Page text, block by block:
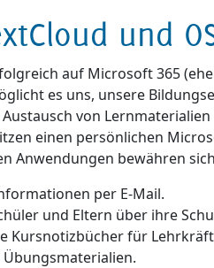
und
auf Microsoft 365
es uns, unsere
von
einen persönlichen
Anwendungen bewähren
per E-Mail.
und Eltern über ihre
Kursnotizbücher für